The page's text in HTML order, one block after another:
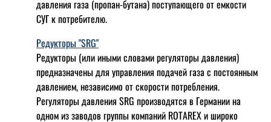
давления газа (пропан-бутана) поступающего от емкости
СУГ к потребителю.
Редукторы "SRG"
Редукторы (или иными словами регуляторы давления)
предназначены для управления подачей газа с постоянным
давлением, независимо от скорости потребления.
Регуляторы давления SRG производятся в Германии на
одном из заводов группы компаний ROTAREX и широко